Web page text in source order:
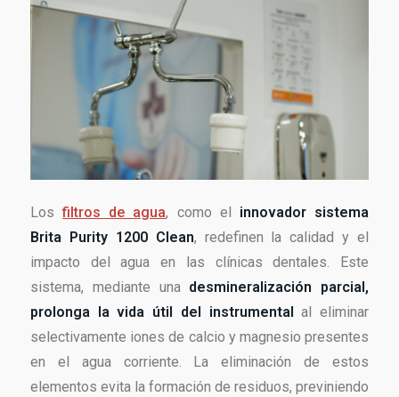
Losfiltros de agua, como el innovador sistema
Brita Purity 1200 Clean, redefinen la calidad y el
impacto del agua en las clínicas dentales. Este
sistema, mediante una desmineralización parcial,
prolonga la vida útil del instrumental
al eliminar
selectivamente iones de calcio y magnesio presentes
en el agua corriente. La eliminación de estos
elementos evita la formación de residuos, previniendo